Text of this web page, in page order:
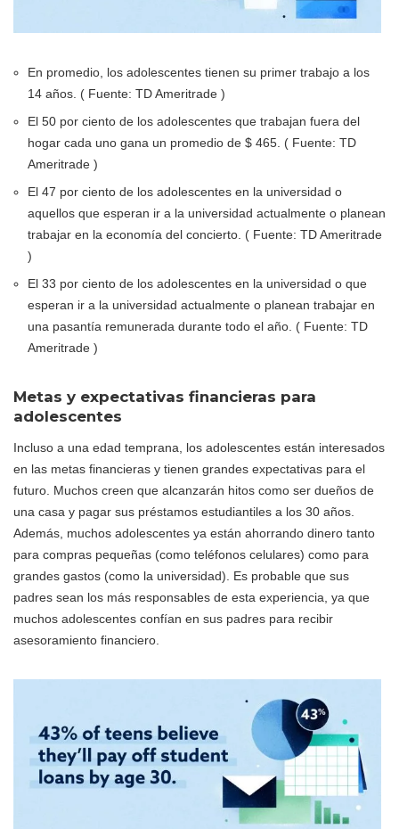
En promedio, los adolescentes tienen su primer trabajo a los
14 años. ( Fuente: TD Ameritrade )
El 50 por ciento de los adolescentes que trabajan fuera del
hogar cada uno gana un promedio de $ 465. ( Fuente: TD
Ameritrade )
El 47 por ciento de los adolescentes en la universidad o
aquellos que esperan ir a la universidad actualmente o planean
trabajar en la economía del concierto. ( Fuente: TD Ameritrade
)
El 33 por ciento de los adolescentes en la universidad o que
esperan ir a la universidad actualmente o planean trabajar en
una pasantía remunerada durante todo el año. ( Fuente: TD
Ameritrade )
Metas y expectativas financieras para
adolescentes
Incluso a una edad temprana, los adolescentes están interesados
en las metas financieras y tienen grandes expectativas para el
futuro. Muchos creen que alcanzarán hitos como ser dueños de
una casa y pagar sus préstamos estudiantiles a los 30 años.
Además, muchos adolescentes ya están ahorrando dinero tanto
para compras pequeñas (como teléfonos celulares) como para
grandes gastos (como la universidad). Es probable que sus
padres sean los más responsables de esta experiencia, ya que
muchos adolescentes confían en sus padres para recibir
asesoramiento financiero.